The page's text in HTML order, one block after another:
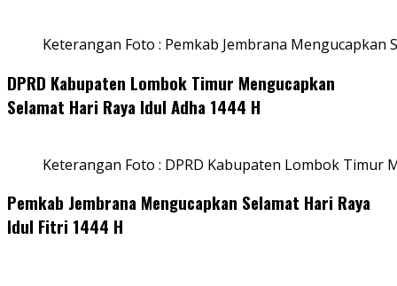
Keterangan Foto : Pemkab Jembrana Mengucapkan
DPRD Kabupaten Lombok Timur Mengucapkan
Selamat Hari Raya Idul Adha 1444 H
Keterangan Foto : DPRD Kabupaten Lombok Timur
Pemkab Jembrana Mengucapkan Selamat Hari Raya
Idul Fitri 1444 H